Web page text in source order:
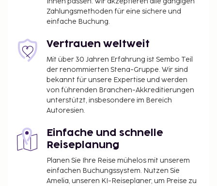
Zahlungsmethoden für eine sichere und
einfache Buchung.
Vertrauen weltweit
Mit über 30 Jahren Erfahrung ist Sembo Teil
der renommierten Stena-Gruppe. Wir sind
bekannt für unsere Expertise und werden
von führenden Branchen-Akkreditierungen
unterstützt, insbesondere im Bereich
Autoresien.
Einfache und schnelle
Reiseplanung
Planen Sie Ihre Reise mühelos mit unserem
einfachen Buchungssystem. Nutzen Sie
Amelia, unseren KI-Reiseplaner, um Preise zu